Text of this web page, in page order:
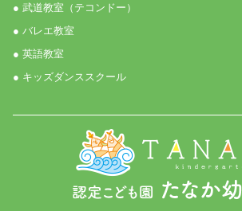
● 武道教室（テコンドー）
● バレエ教室
● 英語教室
● キッズダンススクール